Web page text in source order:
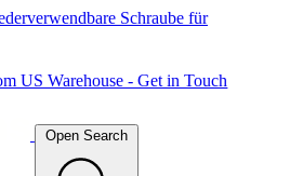
Schraube für
US Warehouse - Get in Touch
Open Search